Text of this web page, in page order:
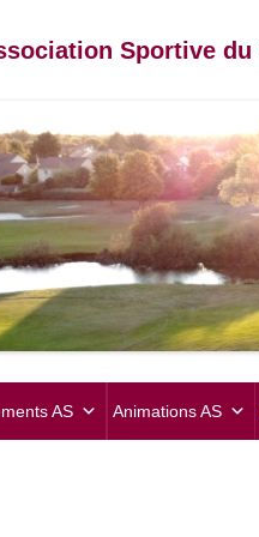
Sportive
AS Animations AS